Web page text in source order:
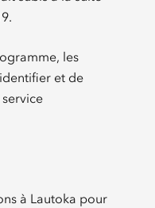
les
et de
à Lautoka pour